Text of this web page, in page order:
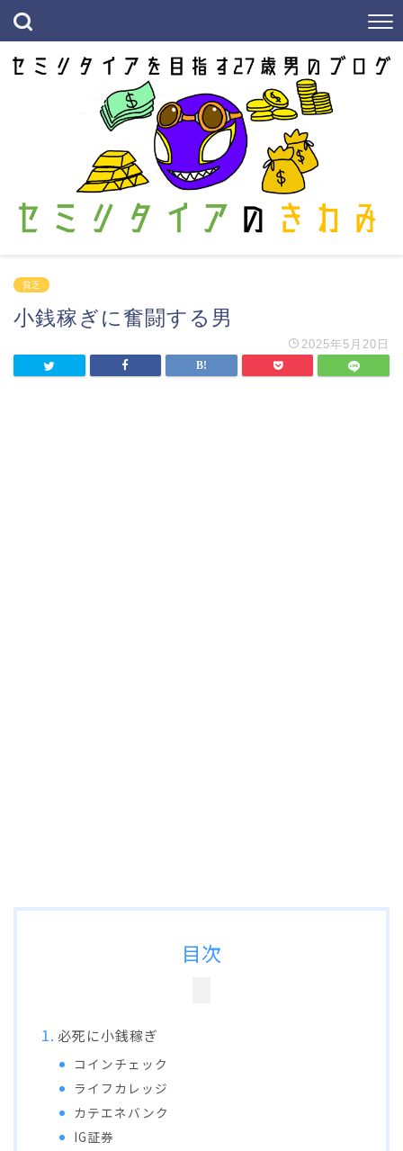
貧乏
小銭稼ぎに奮闘する男
2025年5月20日
目次
必死に小銭稼ぎ
コインチェック
ライフカレッジ
カテエネバンク
IG証券